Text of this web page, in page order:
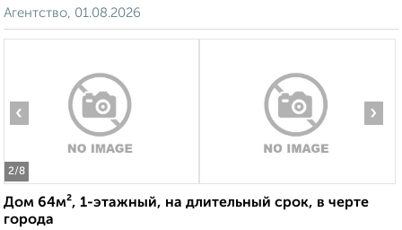
Агентство, 01.08.2026
2/8
‹ ›
Дом 64м², 1-этажный, на длительный срок, в черте
города